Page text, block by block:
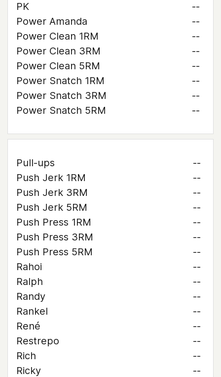
PK
--
Power Amanda
--
Power Clean 1RM
--
Power Clean 3RM
--
Power Clean 5RM
--
Power Snatch 1RM
--
Power Snatch 3RM
--
Power Snatch 5RM
--
Pull-ups
--
Push Jerk 1RM
--
Push Jerk 3RM
--
Push Jerk 5RM
--
Push Press 1RM
--
Push Press 3RM
--
Push Press 5RM
--
Rahoi
--
Ralph
--
Randy
--
Rankel
--
René
--
Restrepo
--
Rich
--
Ricky
--